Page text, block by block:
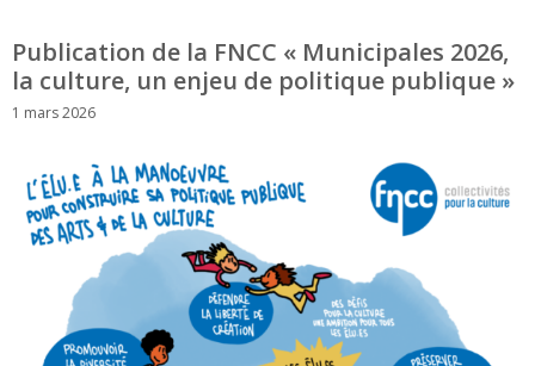
Publication de la FNCC « Municipales 2026,
la culture, un enjeu de politique publique »
1 mars 2026